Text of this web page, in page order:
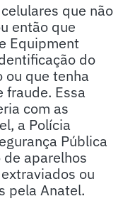
que não
então que
Equipment
do
ou que tenha
fraude. Essa
com as
a Polícia
Pública
aparelhos
ou
pela Anatel.